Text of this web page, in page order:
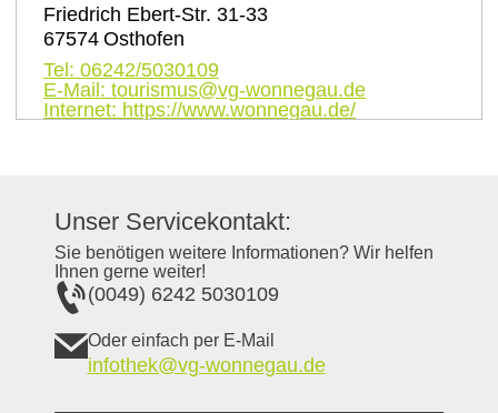
Friedrich Ebert-Str. 31-33
67574 Osthofen
Tel: 06242/5030109
E-Mail: tourismus@vg-wonnegau.de
Internet: https://www.wonnegau.de/
Unser Servicekontakt:
Sie benötigen weitere Informationen? Wir helfen
Ihnen gerne weiter!
(0049) 6242 5030109
Oder einfach per E-Mail
infothek@vg-wonnegau.de